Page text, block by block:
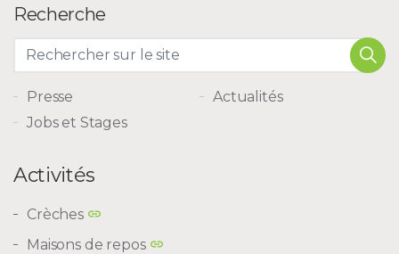
Recherche
Presse
Actualités
Jobs et Stages
Activités
Crèches
Maisons de repos